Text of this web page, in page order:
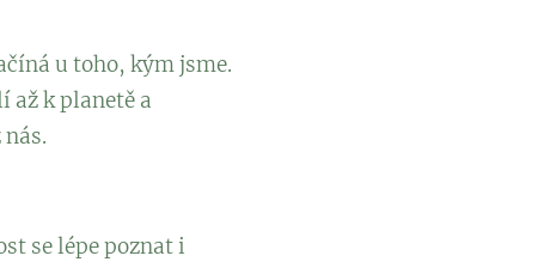
u toho, kým jsme.
až k planetě a
se lépe poznat i